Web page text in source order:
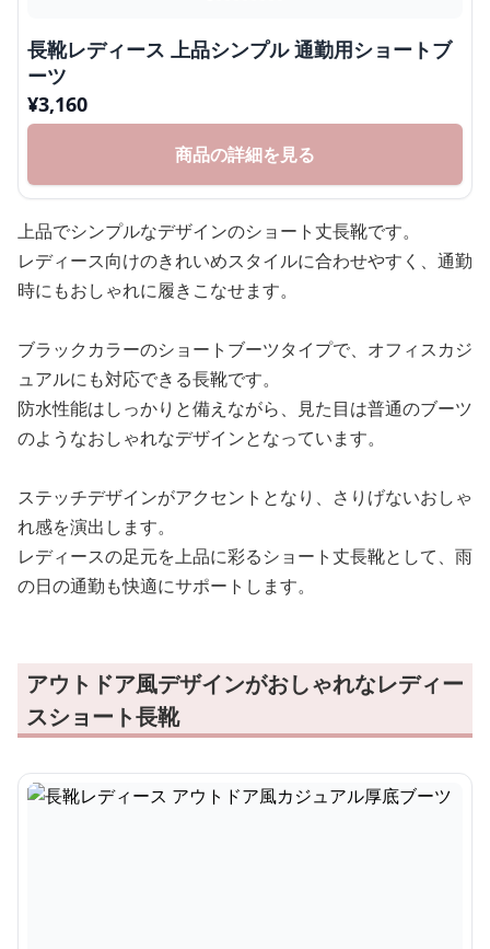
長靴レディース 上品シンプル 通勤用ショートブ
ーツ
¥3,160
商品の詳細を見る
上品でシンプルなデザインのショート丈長靴です。
レディース向けのきれいめスタイルに合わせやすく、通勤
時にもおしゃれに履きこなせます。
ブラックカラーのショートブーツタイプで、オフィスカジ
ュアルにも対応できる長靴です。
防水性能はしっかりと備えながら、見た目は普通のブーツ
のようなおしゃれなデザインとなっています。
ステッチデザインがアクセントとなり、さりげないおしゃ
れ感を演出します。
レディースの足元を上品に彩るショート丈長靴として、雨
の日の通勤も快適にサポートします。
アウトドア風デザインがおしゃれなレディー
スショート長靴